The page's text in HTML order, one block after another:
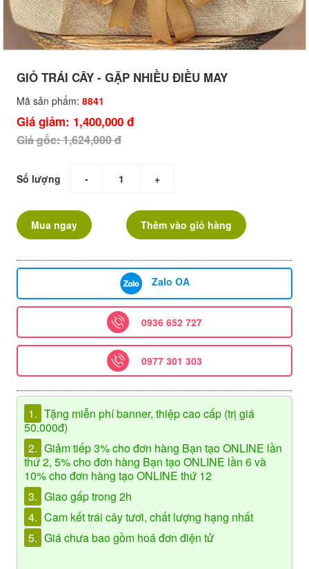
GIỎ TRÁI CÂY - GẶP NHIỀU ĐIỀU MAY
Mã sản phẩm: 8841
Giá giảm: 1,400,000 đ
Giá gốc: 1,624,000 đ
Số lượng - +
Mua ngay Thêm vào giỏ hàng
Zalo OA
0936 652 727
0977 301 303
1. Tặng miễn phí banner, thiệp cao cấp (trị giá
50.000đ)
2. Giảm tiếp 3% cho đơn hàng Bạn tạo ONLINE lần
thứ 2, 5% cho đơn hàng Bạn tạo ONLINE lần 6 và
10% cho đơn hàng tạo ONLINE thứ 12
3. Giao gấp trong 2h
4. Cam kết trái cây tươi, chất lượng hạng nhất
5. Giá chưa bao gồm hoá đơn điện tử